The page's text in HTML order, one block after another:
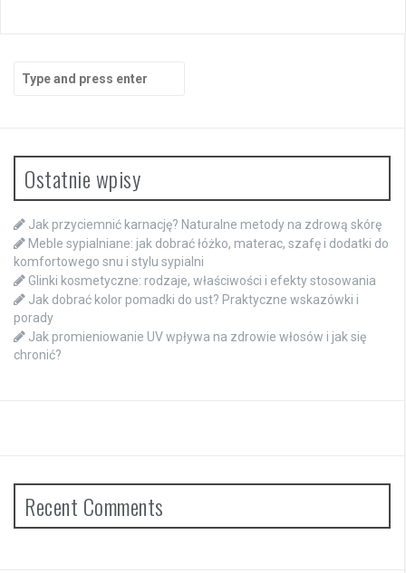
for:
Ostatnie wpisy
Jak przyciemnić karnację? Naturalne metody na zdrową skórę
Meble sypialniane: jak dobrać łóżko, materac, szafę i dodatki do
komfortowego snu i stylu sypialni
Glinki kosmetyczne: rodzaje, właściwości i efekty stosowania
Jak dobrać kolor pomadki do ust? Praktyczne wskazówki i
porady
Jak promieniowanie UV wpływa na zdrowie włosów i jak się
chronić?
Recent Comments